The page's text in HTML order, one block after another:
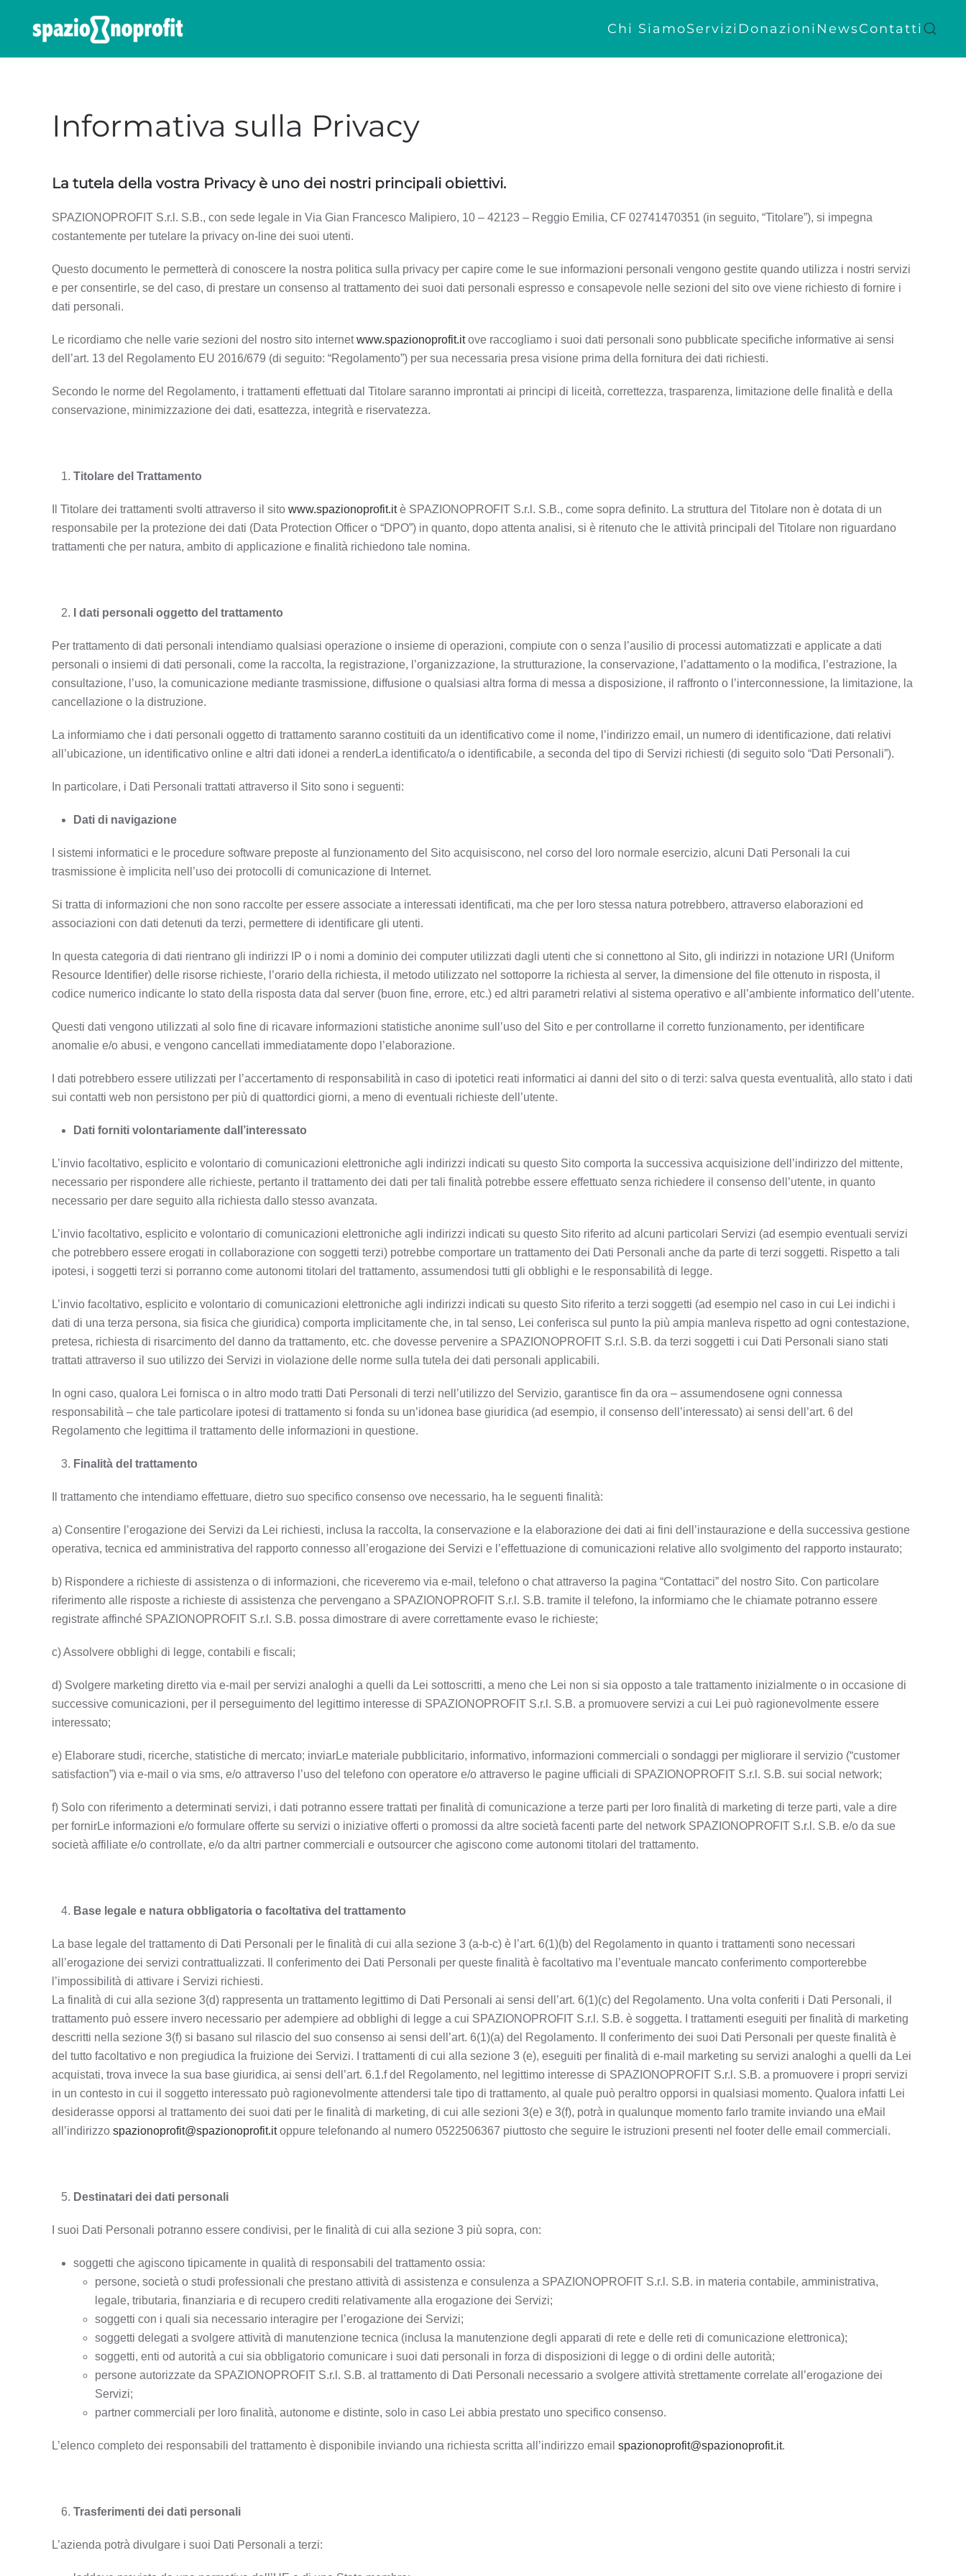
Skip to main content Chi SiamoServizi Donazioni NewsContatti
Informativa sulla Privacy
La tutela della vostra Privacy è uno dei nostri principali obiettivi.
SPAZIONOPROFIT S.r.l. S.B., con sede legale in Via Gian Francesco Malipiero, 10 – 42123 – Reggio Emilia, CF 02741470351 (in seguito, “Titolare”), si impegna
costantemente per tutelare la privacy on-line dei suoi utenti.
Questo documento le permetterà di conoscere la nostra politica sulla privacy per capire come le sue informazioni personali vengono gestite quando utilizza i nostri servizi
e per consentirle, se del caso, di prestare un consenso al trattamento dei suoi dati personali espresso e consapevole nelle sezioni del sito ove viene richiesto di fornire i
dati personali.
Le ricordiamo che nelle varie sezioni del nostro sito internetwww.spazionoprofit.itove raccogliamo i suoi dati personali sono pubblicate specifiche informative ai sensi
dell’art. 13 del Regolamento EU 2016/679 (di seguito: “Regolamento”) per sua necessaria presa visione prima della fornitura dei dati richiesti.
Secondo le norme del Regolamento, i trattamenti effettuati dal Titolare saranno improntati ai principi di liceità, correttezza, trasparenza, limitazione delle finalità e della
conservazione, minimizzazione dei dati, esattezza, integrità e riservatezza.
Titolare del Trattamento
Il Titolare dei trattamenti svolti attraverso il sito www.spazionoprofit.itè SPAZIONOPROFIT S.r.l. S.B., come sopra definito. La struttura del Titolare non è dotata di un
responsabile per la protezione dei dati (Data Protection Officer o “DPO”) in quanto, dopo attenta analisi, si è ritenuto che le attività principali del Titolare non riguardano
trattamenti che per natura, ambito di applicazione e finalità richiedono tale nomina.
I dati personali oggetto del trattamento
Per trattamento di dati personali intendiamo qualsiasi operazione o insieme di operazioni, compiute con o senza l’ausilio di processi automatizzati e applicate a dati
personali o insiemi di dati personali, come la raccolta, la registrazione, l’organizzazione, la strutturazione, la conservazione, l’adattamento o la modifica, l’estrazione, la
consultazione, l’uso, la comunicazione mediante trasmissione, diffusione o qualsiasi altra forma di messa a disposizione, il raffronto o l’interconnessione, la limitazione, la
cancellazione o la distruzione.
La informiamo che i dati personali oggetto di trattamento saranno costituiti da un identificativo come il nome, l’indirizzo email, un numero di identificazione, dati relativi
all’ubicazione, un identificativo online e altri dati idonei a renderLa identificato/a o identificabile, a seconda del tipo di Servizi richiesti (di seguito solo “Dati Personali”).
In particolare, i Dati Personali trattati attraverso il Sito sono i seguenti:
Dati di navigazione
I sistemi informatici e le procedure software preposte al funzionamento del Sito acquisiscono, nel corso del loro normale esercizio, alcuni Dati Personali la cui
trasmissione è implicita nell’uso dei protocolli di comunicazione di Internet.
Si tratta di informazioni che non sono raccolte per essere associate a interessati identificati, ma che per loro stessa natura potrebbero, attraverso elaborazioni ed
associazioni con dati detenuti da terzi, permettere di identificare gli utenti.
In questa categoria di dati rientrano gli indirizzi IP o i nomi a dominio dei computer utilizzati dagli utenti che si connettono al Sito, gli indirizzi in notazione URI (Uniform
Resource Identifier) delle risorse richieste, l’orario della richiesta, il metodo utilizzato nel sottoporre la richiesta al server, la dimensione del file ottenuto in risposta, il
codice numerico indicante lo stato della risposta data dal server (buon fine, errore, etc.) ed altri parametri relativi al sistema operativo e all’ambiente informatico dell’utente.
Questi dati vengono utilizzati al solo fine di ricavare informazioni statistiche anonime sull’uso del Sito e per controllarne il corretto funzionamento, per identificare
anomalie e/o abusi, e vengono cancellati immediatamente dopo l’elaborazione.
I dati potrebbero essere utilizzati per l’accertamento di responsabilità in caso di ipotetici reati informatici ai danni del sito o di terzi: salva questa eventualità, allo stato i dati
sui contatti web non persistono per più di quattordici giorni, a meno di eventuali richieste dell’utente.
Dati forniti volontariamente dall’interessato
L’invio facoltativo, esplicito e volontario di comunicazioni elettroniche agli indirizzi indicati su questo Sito comporta la successiva acquisizione dell’indirizzo del mittente,
necessario per rispondere alle richieste, pertanto il trattamento dei dati per tali finalità potrebbe essere effettuato senza richiedere il consenso dell’utente, in quanto
necessario per dare seguito alla richiesta dallo stesso avanzata.
L’invio facoltativo, esplicito e volontario di comunicazioni elettroniche agli indirizzi indicati su questo Sito riferito ad alcuni particolari Servizi (ad esempio eventuali servizi
che potrebbero essere erogati in collaborazione con soggetti terzi) potrebbe comportare un trattamento dei Dati Personali anche da parte di terzi soggetti. Rispetto a tali
ipotesi, i soggetti terzi si porranno come autonomi titolari del trattamento, assumendosi tutti gli obblighi e le responsabilità di legge.
L’invio facoltativo, esplicito e volontario di comunicazioni elettroniche agli indirizzi indicati su questo Sito riferito a terzi soggetti (ad esempio nel caso in cui Lei indichi i
dati di una terza persona, sia fisica che giuridica) comporta implicitamente che, in tal senso, Lei conferisca sul punto la più ampia manleva rispetto ad ogni contestazione,
pretesa, richiesta di risarcimento del danno da trattamento, etc. che dovesse pervenire a SPAZIONOPROFIT S.r.l. S.B. da terzi soggetti i cui Dati Personali siano stati
trattati attraverso il suo utilizzo dei Servizi in violazione delle norme sulla tutela dei dati personali applicabili.
In ogni caso, qualora Lei fornisca o in altro modo tratti Dati Personali di terzi nell’utilizzo del Servizio, garantisce fin da ora – assumendosene ogni connessa
responsabilità – che tale particolare ipotesi di trattamento si fonda su un’idonea base giuridica (ad esempio, il consenso dell’interessato) ai sensi dell’art. 6 del
Regolamento che legittima il trattamento delle informazioni in questione.
Finalità del trattamento
Il trattamento che intendiamo effettuare, dietro suo specifico consenso ove necessario, ha le seguenti finalità:
a) Consentire l’erogazione dei Servizi da Lei richiesti, inclusa la raccolta, la conservazione e la elaborazione dei dati ai fini dell’instaurazione e della successiva gestione
operativa, tecnica ed amministrativa del rapporto connesso all’erogazione dei Servizi e l’effettuazione di comunicazioni relative allo svolgimento del rapporto instaurato;
b) Rispondere a richieste di assistenza o di informazioni, che riceveremo via e-mail, telefono o chat attraverso la pagina “Contattaci” del nostro Sito. Con particolare
riferimento alle risposte a richieste di assistenza che pervengano a SPAZIONOPROFIT S.r.l. S.B. tramite il telefono, la informiamo che le chiamate potranno essere
registrate affinché SPAZIONOPROFIT S.r.l. S.B. possa dimostrare di avere correttamente evaso le richieste;
c) Assolvere obblighi di legge, contabili e fiscali;
d) Svolgere marketing diretto via e-mail per servizi analoghi a quelli da Lei sottoscritti, a meno che Lei non si sia opposto a tale trattamento inizialmente o in occasione di
successive comunicazioni, per il perseguimento del legittimo interesse di SPAZIONOPROFIT S.r.l. S.B. a promuovere servizi a cui Lei può ragionevolmente essere
interessato;
e) Elaborare studi, ricerche, statistiche di mercato; inviarLe materiale pubblicitario, informativo, informazioni commerciali o sondaggi per migliorare il servizio (“customer
satisfaction”) via e-mail o via sms, e/o attraverso l’uso del telefono con operatore e/o attraverso le pagine ufficiali di SPAZIONOPROFIT S.r.l. S.B. sui social network;
f) Solo con riferimento a determinati servizi, i dati potranno essere trattati per finalità di comunicazione a terze parti per loro finalità di marketing di terze parti, vale a dire
per fornirLe informazioni e/o formulare offerte su servizi o iniziative offerti o promossi da altre società facenti parte del network SPAZIONOPROFIT S.r.l. S.B. e/o da sue
società affiliate e/o controllate, e/o da altri partner commerciali e outsourcer che agiscono come autonomi titolari del trattamento.
Base legale e natura obbligatoria o facoltativa del trattamento
La base legale del trattamento di Dati Personali per le finalità di cui alla sezione 3 (a-b-c) è l’art. 6(1)(b) del Regolamento in quanto i trattamenti sono necessari
all’erogazione dei servizi contrattualizzati. Il conferimento dei Dati Personali per queste finalità è facoltativo ma l’eventuale mancato conferimento comporterebbe
l’impossibilità di attivare i Servizi richiesti.
La finalità di cui alla sezione 3(d) rappresenta un trattamento legittimo di Dati Personali ai sensi dell’art. 6(1)(c) del Regolamento. Una volta conferiti i Dati Personali, il
trattamento può essere invero necessario per adempiere ad obblighi di legge a cui SPAZIONOPROFIT S.r.l. S.B. è soggetta. I trattamenti eseguiti per finalità di marketing
descritti nella sezione 3(f) si basano sul rilascio del suo consenso ai sensi dell’art. 6(1)(a) del Regolamento. Il conferimento dei suoi Dati Personali per queste finalità è
del tutto facoltativo e non pregiudica la fruizione dei Servizi. I trattamenti di cui alla sezione 3 (e), eseguiti per finalità di e-mail marketing su servizi analoghi a quelli da Lei
acquistati, trova invece la sua base giuridica, ai sensi dell’art. 6.1.f del Regolamento, nel legittimo interesse di SPAZIONOPROFIT S.r.l. S.B. a promuovere i propri servizi
in un contesto in cui il soggetto interessato può ragionevolmente attendersi tale tipo di trattamento, al quale può peraltro opporsi in qualsiasi momento. Qualora infatti Lei
desiderasse opporsi al trattamento dei suoi dati per le finalità di marketing, di cui alle sezioni 3(e) e 3(f), potrà in qualunque momento farlo tramite inviando una eMail
all’indirizzo spazionoprofit@spazionoprofit.itoppure telefonando al numero 0522506367 piuttosto che seguire le istruzioni presenti nel footer delle email commerciali.
Destinatari dei dati personali
I suoi Dati Personali potranno essere condivisi, per le finalità di cui alla sezione 3 più sopra, con:
soggetti che agiscono tipicamente in qualità di responsabili del trattamento ossia:
persone, società o studi professionali che prestano attività di assistenza e consulenza a SPAZIONOPROFIT S.r.l. S.B. in materia contabile, amministrativa,
legale, tributaria, finanziaria e di recupero crediti relativamente alla erogazione dei Servizi;
soggetti con i quali sia necessario interagire per l’erogazione dei Servizi;
soggetti delegati a svolgere attività di manutenzione tecnica (inclusa la manutenzione degli apparati di rete e delle reti di comunicazione elettronica);
soggetti, enti od autorità a cui sia obbligatorio comunicare i suoi dati personali in forza di disposizioni di legge o di ordini delle autorità;
persone autorizzate da SPAZIONOPROFIT S.r.l. S.B. al trattamento di Dati Personali necessario a svolgere attività strettamente correlate all’erogazione dei
Servizi;
partner commerciali per loro finalità, autonome e distinte, solo in caso Lei abbia prestato uno specifico consenso.
L’elenco completo dei responsabili del trattamento è disponibile inviando una richiesta scritta all’indirizzo email spazionoprofit@spazionoprofit.it.
Trasferimenti dei dati personali
L’azienda potrà divulgare i suoi Dati Personali a terzi: